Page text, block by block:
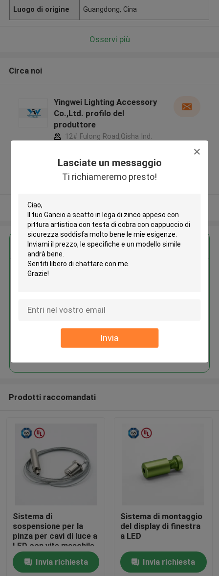
Lasciate un messaggio
Ti richiameremo presto!
Invia
Casa
Prodotti
Video
Luogo di origine Guangdong, Cina
Osservi più
Circa noi
Yingwei Lighting Accessory
Co.,Ltd. profilo del
produttore
12# Fulong Road,Qisha Ind.
Guangdong, China ,La CINA
Fornitore verificato
Ottieni il miglior prezzo per
sicurezza
Continua
Prodotti raccomandati
Sistema di
sospensione per la
pinza per cavi di luce a
LED con vite maschile
Invia richiesta
Sistema di montaggio
del display di finestra
a LED
Invia richiesta